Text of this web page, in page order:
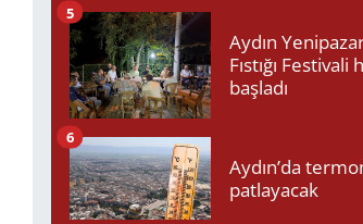
Aydın
Fıstığı Festivali
başladı
5
Aydın’da
patlayacak
6